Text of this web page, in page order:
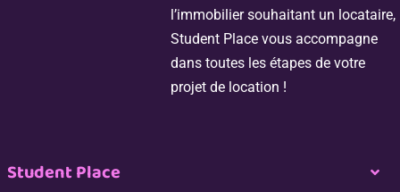
l’immobilier souhaitant un locataire,
Student Place vous accompagne
dans toutes les étapes de votre
projet de location !
Student Place